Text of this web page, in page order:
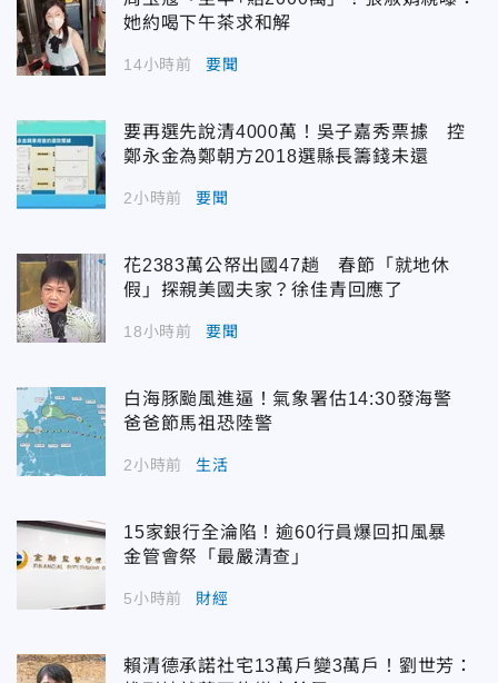
她約喝下午茶求和解
14小時前 要聞
要再選先說清4000萬！吳子嘉秀票據 控
鄭永金為鄭朝方2018選縣長籌錢未還
2小時前 要聞
花2383萬公帑出國47趟 春節「就地休
假」探親美國夫家？徐佳青回應了
18小時前 要聞
白海豚颱風進逼！氣象署估14:30發海警
爸爸節馬祖恐陸警
2小時前 生活
15家銀行全淪陷！逾60行員爆回扣風暴
金管會祭「最嚴清查」
5小時前 財經
賴清德承諾社宅13萬戶變3萬戶！劉世芳：